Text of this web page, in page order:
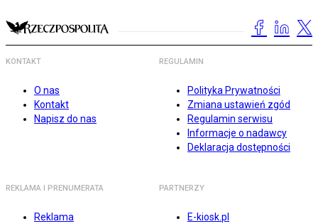
KONTAKT
O nas
Kontakt
Napisz do nas
REGULAMIN
Polityka Prywatności
Zmiana ustawień zgód
Regulamin serwisu
Informacje o nadawcy
Deklaracja dostępności
REKLAMA I PRENUMERATA
Reklama
PARTNERZY
E-kiosk.pl